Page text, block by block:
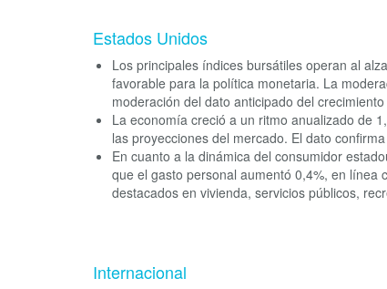
Estados Unidos
Los principales índices bursátiles operan al
favorable para la política monetaria. La
moderación del dato anticipado del
La economía creció a un ritmo anualizado de
las proyecciones del mercado. El dato
En cuanto a la dinámica del consumidor
que el gasto personal aumentó 0,4%, en línea
destacados en vivienda, servicios públicos,
Internacional